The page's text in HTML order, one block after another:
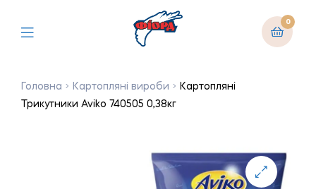
0
Головна Картопляні вироби
Картопляні
Трикутники Aviko 740505 0,38кг